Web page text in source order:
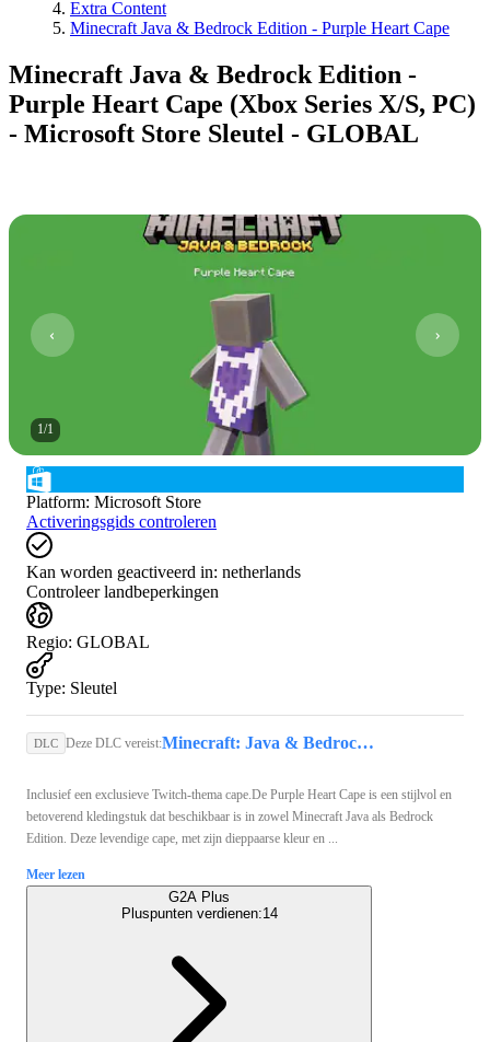
Extra Content
Minecraft Java & Bedrock Edition - Purple Heart Cape
Minecraft Java & Bedrock Edition -
Purple Heart Cape (Xbox Series X/S, PC)
- Microsoft Store Sleutel - GLOBAL
1/1
Platform: Microsoft Store
Activeringsgids controleren
Kan worden geactiveerd in: netherlands
Controleer landbeperkingen
Regio: GLOBAL
Type: Sleutel
DLC Deze DLC vereist: Minecraft: Java & Bedrock Edition (PC) - Microsoft Store Key - GLOBAL
Inclusief een exclusieve Twitch-thema cape.De Purple Heart Cape is een stijlvol en
betoverend kledingstuk dat beschikbaar is in zowel Minecraft Java als Bedrock
Edition. Deze levendige cape, met zijn dieppaarse kleur en ...
Meer lezen
G2A Plus
Pluspunten verdienen:14